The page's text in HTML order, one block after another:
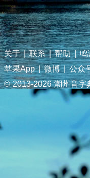
关于 | 联系 | 帮助 | 鸣
苹果App | 微博 | 公众
© 2013-2026 潮州音字